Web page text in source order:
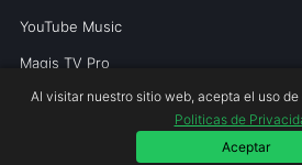
YouTube Music
Magis TV Pro
Copyright © 2026 Mundoperfecto.net.
Al visitar nuestro sitio web, acepta el uso
Politicas de
Aceptar